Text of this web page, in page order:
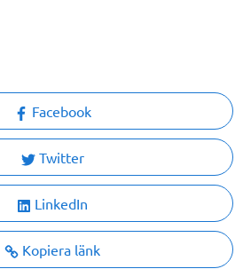
Facebook
Twitter
LinkedIn
Kopiera länk